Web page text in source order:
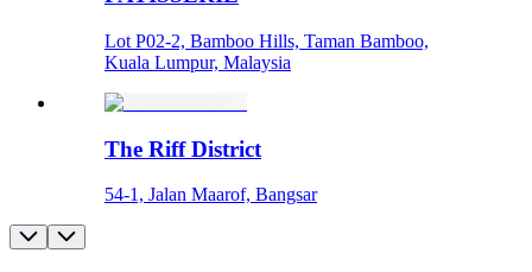
Lot P02-2, Bamboo Hills, Taman Bamboo,
Kuala Lumpur, Malaysia
The Riff District
54-1, Jalan Maarof, Bangsar